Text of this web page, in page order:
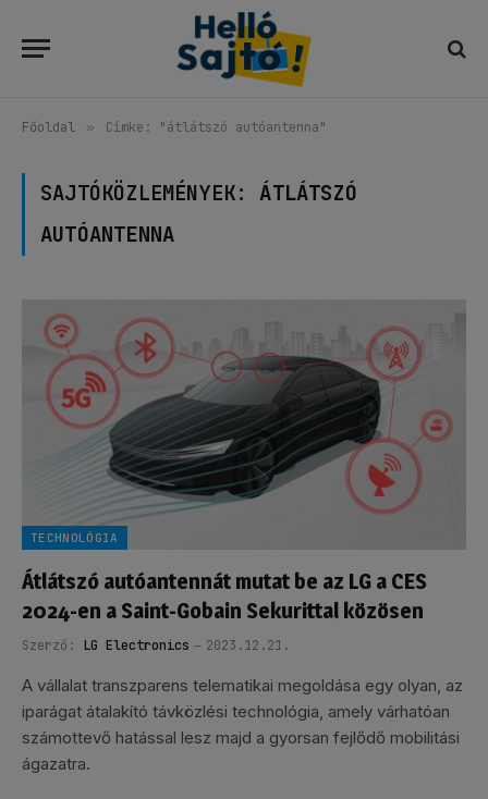
Főoldal » Címke: "átlátszó autóantenna"
SAJTÓKÖZLEMÉNYEK:ÁTLÁTSZÓ
AUTÓANTENNA
TECHNOLÓGIA
Átlátszó autóantennát mutat be az LG a CES
2024-en a Saint-Gobain Sekurittal közösen
Szerző: LG Electronics 2023.12.21.
A vállalat transzparens telematikai megoldása egy olyan, az
iparágat átalakító távközlési technológia, amely várhatóan
számottevő hatással lesz majd a gyorsan fejlődő mobilitási
ágazatra.